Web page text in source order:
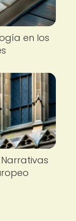
en los
Narrativas